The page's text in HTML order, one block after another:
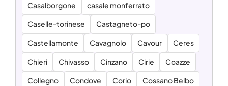
Casalborgone casale monferrato
Caselle-torinese Castagneto-po
Castellamonte Cavagnolo Cavour Ceres
Chieri Chivasso Cinzano Cirie Coazze
Collegno Condove Corio Cossano Belbo